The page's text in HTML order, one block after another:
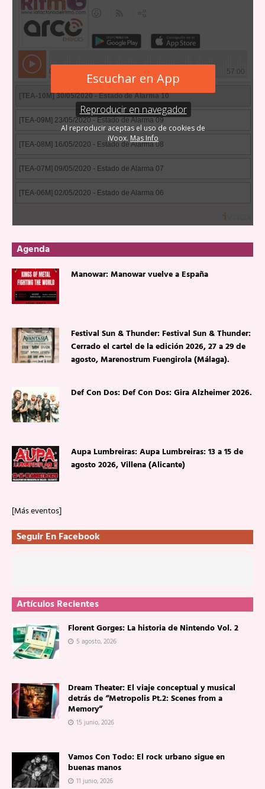
Agenda
Manowar: Manowar vuelve a España
Festival Sun & Thunder: Festival Sun & Thunder:
Cerrado el cartel de la edición 2026, 27 a 29 de
agosto, Marenostrum Fuengirola (Málaga).
Def Con Dos: Def Con Dos: Gira Alzheimer 2026.
Aupa Lumbreiras: Aupa Lumbreiras: 13 a 15 de
agosto 2026, Villena (Alicante)
[Más eventos]
Seguir En Facebook
Artículos Recientes
Florent Gorges: La historia de Nintendo Vol. 2
5 agosto, 2026
Dream Theater: El viaje conceptual y musical
detrás de “Metropolis Pt.2: Scenes from a
Memory”
15 junio, 2026
Vamos Con Todo: El rock urbano sigue en
buenas manos
11 junio, 2026